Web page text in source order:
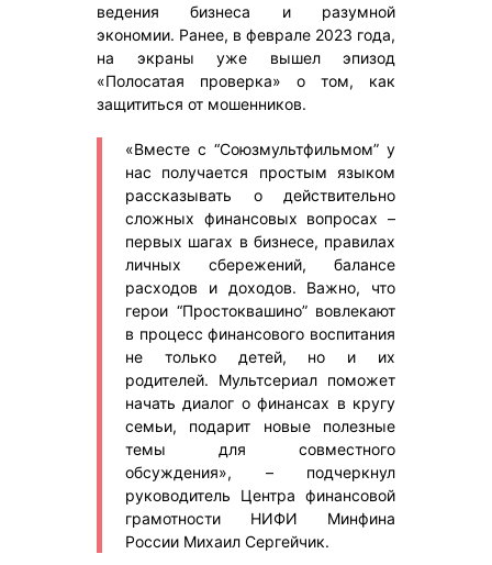
ведения бизнеса и разумной
экономии. Ранее, в феврале 2023 года,
на экраны уже вышел эпизод
«Полосатая проверка» о том, как
защититься от мошенников.
«Вместе с “Союзмультфильмом” у
нас получается простым языком
рассказывать о действительно
сложных финансовых вопросах –
первых шагах в бизнесе, правилах
личных сбережений, балансе
расходов и доходов. Важно, что
герои “Простоквашино” вовлекают
в процесс финансового воспитания
не только детей, но и их
родителей. Мультсериал поможет
начать диалог о финансах в кругу
семьи, подарит новые полезные
темы для совместного
обсуждения», – подчеркнул
руководитель Центра финансовой
грамотности НИФИ Минфина
России Михаил Сергейчик.